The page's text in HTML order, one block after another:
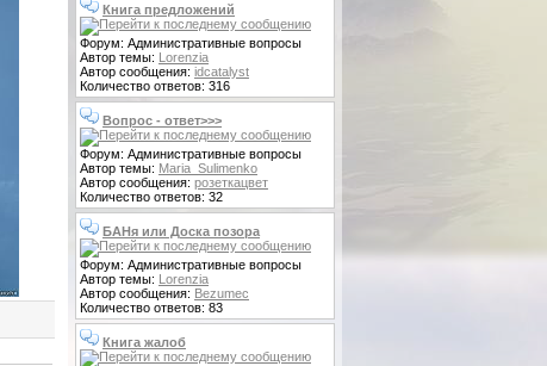
Книга предложений
Форум: Административные вопросы
Автор темы: Lorenzia
Автор сообщения: idcatalyst
Количество ответов: 316
Вопрос - ответ>>>
Форум: Административные вопросы
Автор темы: Maria_Sulimenko
Автор сообщения: розеткацвет
Количество ответов: 32
БАНя или Доска позора
Форум: Административные вопросы
Автор темы: Lorenzia
Автор сообщения: Bezumec
Количество ответов: 83
Книга жалоб